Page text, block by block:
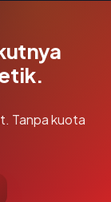
Tanpa kuota